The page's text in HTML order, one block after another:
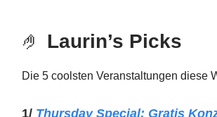
🤌 Laurin’s Picks
Die 5 coolsten Veranstaltungen diese
1/ Thursday Special: Gratis